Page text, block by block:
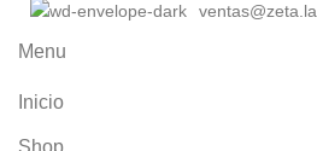
ventas@zeta.la
Menu
Inicio
Shop